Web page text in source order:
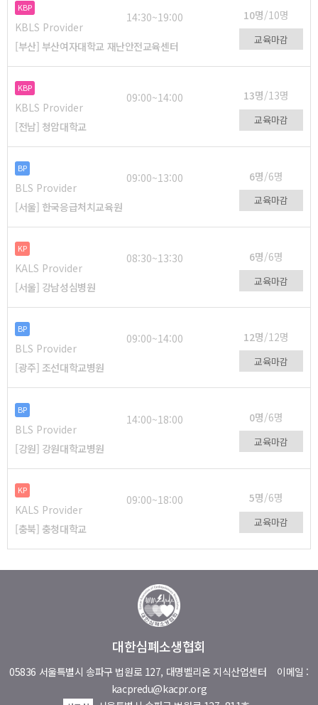
KBP
KBLS Provider
14:30~19:00 10명/10명
[부산] 부산여자대학교 재난안전교육센터 교육마감
KBP
KBLS Provider
09:00~14:00 13명/13명
[전남] 청암대학교 교육마감
BP
BLS Provider
09:00~13:00 6명/6명
[서울] 한국응급처치교육원 교육마감
KP
KALS Provider
08:30~13:30 6명/6명
[서울] 강남성심병원 교육마감
BP
BLS Provider
09:00~14:00 12명/12명
[광주] 조선대학교병원 교육마감
BP
BLS Provider
14:00~18:00 0명/6명
[강원] 강원대학교병원 교육마감
KP
KALS Provider
09:00~18:00 5명/6명
[충북] 충청대학교 교육마감
대한심폐소생협회
05836 서울특별시 송파구 법원로 127, 대명벨리온 지식산업센터 이메일 :
kacpredu@kacpr.org